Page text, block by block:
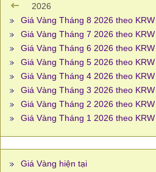
2026
Giá Vàng Tháng 8 2026 theo KRW
Giá Vàng Tháng 7 2026 theo KRW
Giá Vàng Tháng 6 2026 theo KRW
Giá Vàng Tháng 5 2026 theo KRW
Giá Vàng Tháng 4 2026 theo KRW
Giá Vàng Tháng 3 2026 theo KRW
Giá Vàng Tháng 2 2026 theo KRW
Giá Vàng Tháng 1 2026 theo KRW
Giá Vàng hiện tại